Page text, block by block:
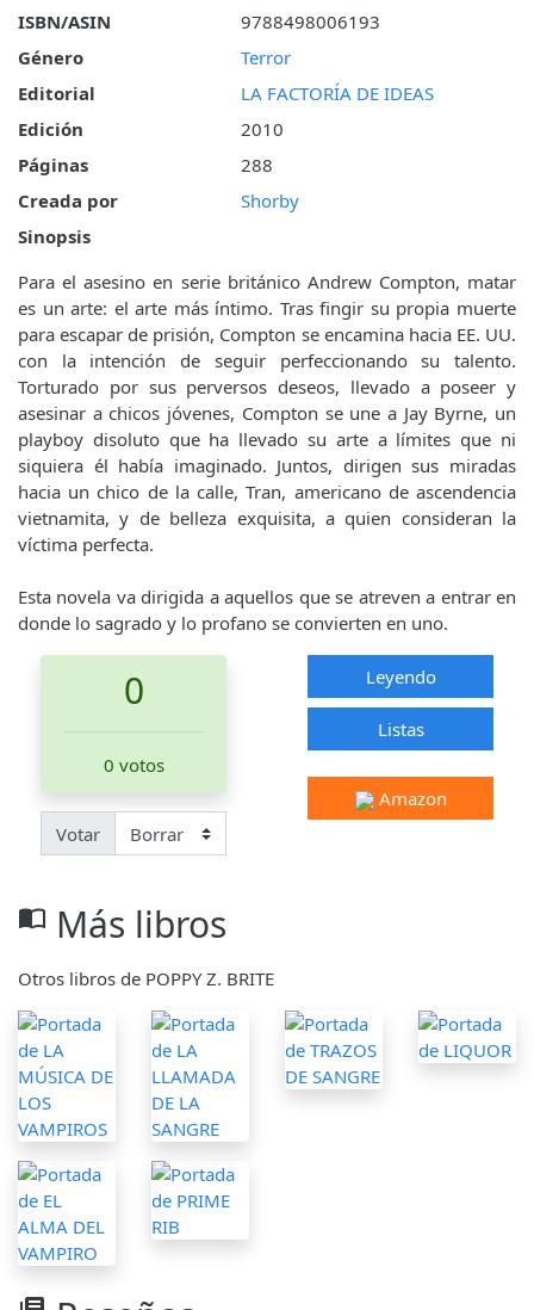
ISBN/ASIN
9788498006193
Género
Terror
Editorial
LA FACTORÍA DE IDEAS
Edición
2010
Páginas
288
Creada por
Shorby
Sinopsis
Para el asesino en serie británico Andrew Compton, matar
es un arte: el arte más íntimo. Tras fingir su propia muerte
para escapar de prisión, Compton se encamina hacia EE. UU.
con la intención de seguir perfeccionando su talento.
Torturado por sus perversos deseos, llevado a poseer y
asesinar a chicos jóvenes, Compton se une a Jay Byrne, un
playboy disoluto que ha llevado su arte a límites que ni
siquiera él había imaginado. Juntos, dirigen sus miradas
hacia un chico de la calle, Tran, americano de ascendencia
vietnamita, y de belleza exquisita, a quien consideran la
víctima perfecta.
Esta novela va dirigida a aquellos que se atreven a entrar en
donde lo sagrado y lo profano se convierten en uno.
0
0 votos
Votar
Leyendo
Listas
Amazon
import_contacts Más libros
Otros libros de POPPY Z. BRITE